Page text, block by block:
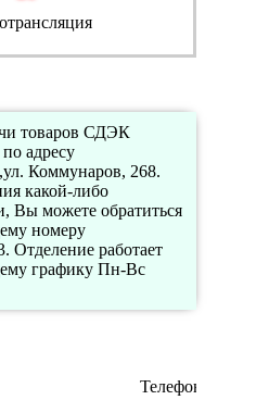
товаров СДЭК
адресу
Коммунаров, 268.
какой-либо
Вы можете обратиться
номеру
Отделение работает
графику Пн-Вс
Телефон